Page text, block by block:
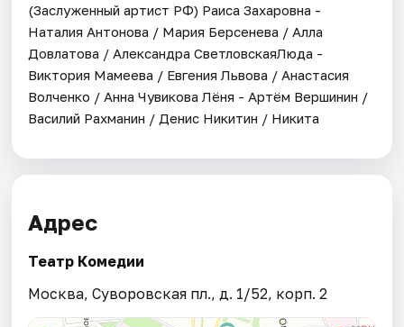
(Заслуженный артист РФ) Раиса Захаровна -
Наталия Антонова / Мария Берсенева / Алла
Довлатова / Александра СветловскаяЛюда -
Виктория Мамеева / Евгения Львова / Анастасия
Волченко / Анна Чувикова Лёня - Артём Вершинин /
Василий Рахманин / Денис Никитин / Никита
Адрес
Театр Комедии
Москва, Суворовская пл., д. 1/52, корп. 2